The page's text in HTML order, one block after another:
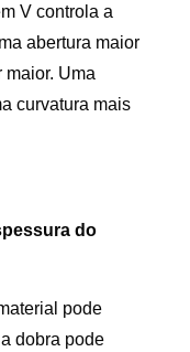
V controla a
abertura maior
maior. Uma
curvatura mais
do
pode
dobra pode